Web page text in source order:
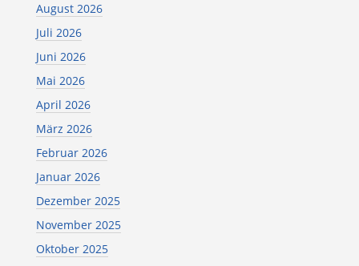
August 2026
Juli 2026
Juni 2026
Mai 2026
April 2026
März 2026
Februar 2026
Januar 2026
Dezember 2025
November 2025
Oktober 2025